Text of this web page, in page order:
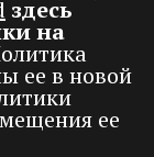
здесь
на
ее в новой
ее